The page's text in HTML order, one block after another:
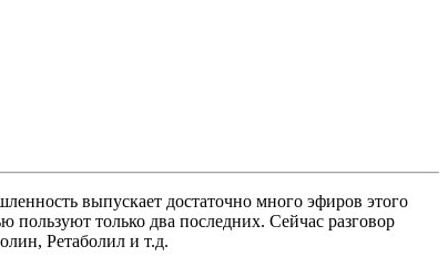
выпускает достаточно много эфиров этого
пользуют только два последних. Сейчас разговор
Ретаболил и т.д.